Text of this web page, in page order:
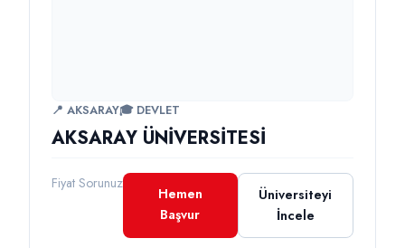
📍 AKSARAY🎓 DEVLET
AKSARAY ÜNİVERSİTESİ
Fiyat Sorunuz
Hemen
Başvur
Üniversiteyi
İncele